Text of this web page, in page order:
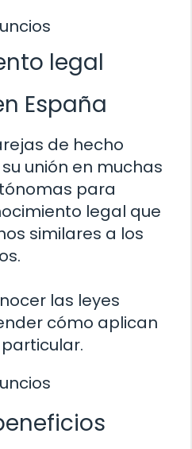
legal
España
de hecho
unión en muchas
para
legal que
similares a los
las leyes
cómo aplican